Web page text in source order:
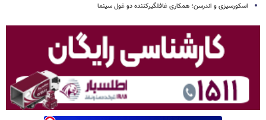
اسکورسیزی و اندرسن؛ همکاری غافلگیرکننده دو غول سینما